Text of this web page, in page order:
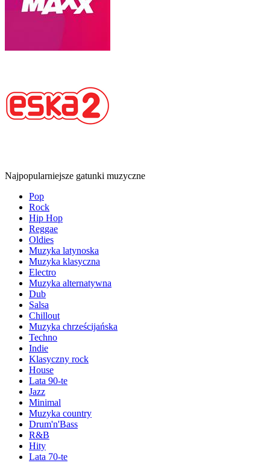
Najpopularniejsze gatunki muzyczne
Pop
Rock
Hip Hop
Reggae
Oldies
Muzyka latynoska
Muzyka klasyczna
Electro
Muzyka alternatywna
Dub
Salsa
Chillout
Muzyka chrześcijańska
Techno
Indie
Klasyczny rock
House
Lata 90-te
Jazz
Minimal
Muzyka country
Drum'n'Bass
R&B
Hity
Lata 70-te